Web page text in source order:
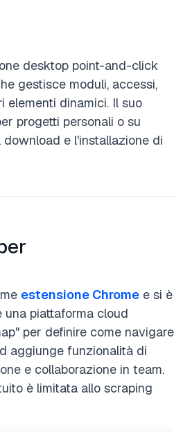
desktop point-and-click
gestisce moduli, accessi,
elementi dinamici. Il suo
progetti personali o su
e l'installazione di
estensione Chrome e si è
una piattaforma cloud
per definire come navigare
aggiunge funzionalità di
e collaborazione in team.
è limitata allo scraping